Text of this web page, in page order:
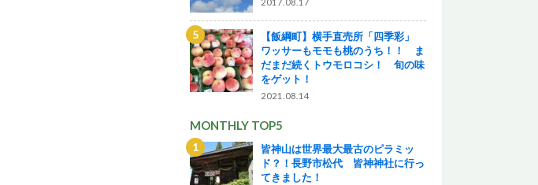
【飯綱町】横手直売所「四季彩」
ワッサーもモモも桃のうち！！ ま
だまだ続くトウモロコシ！ 旬の味
をゲット！
2021.08.14
MONTHLY TOP5
皆神山は世界最大最古のピラミッ
ド？！長野市松代 皆神神社に行っ
てきました！